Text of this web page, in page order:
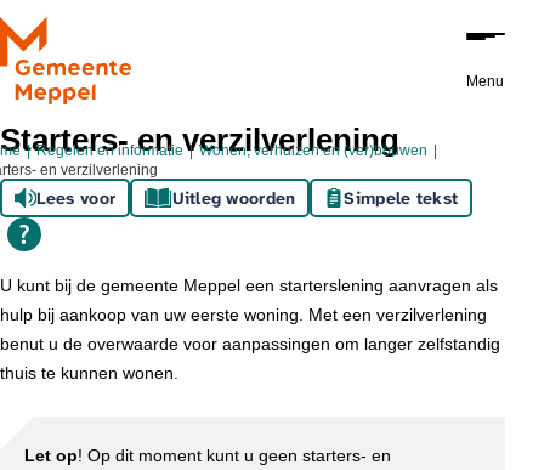
Ga naar de inhoud
Menu
Regelen en informatie
Wonen, verhuizen en (ver)bouwen
en verzilverlening
Starters- en verzilverlening
Lees voor Uitleg woorden Simpele tekst
U kunt bij de gemeente Meppel een starterslening aanvragen als
hulp bij aankoop van uw eerste woning. Met een verzilverlening
benut u de overwaarde voor aanpassingen om langer zelfstandig
thuis te kunnen wonen.
Let op! Op dit moment kunt u geen starters- en